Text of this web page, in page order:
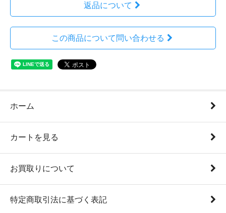
返品について
この商品について問い合わせる
ホーム
カートを見る
お買取りについて
特定商取引法に基づく表記